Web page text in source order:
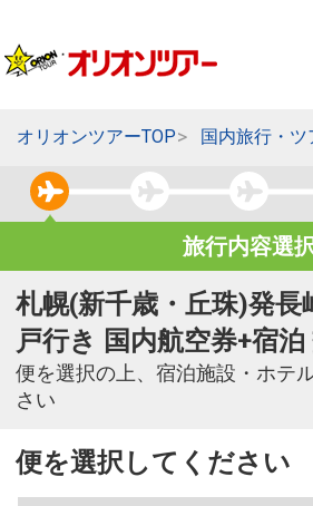
オリオンツアーTOP 国内旅行・ツ
旅行内容選
札幌(新千歳・丘珠)発長
戸行き 国内航空券+宿
便を選択の上、宿泊施設・ホテ
さい
便を選択してください